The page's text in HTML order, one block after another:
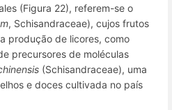
(Figura 22), referem-se o
, Schisandraceae), cujos frutos
produção de licores, como
precursores de moléculas
(Schisandraceae), uma
e doces cultivada no país